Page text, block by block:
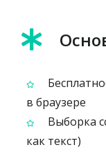
в браузере
Выборка
как текст)